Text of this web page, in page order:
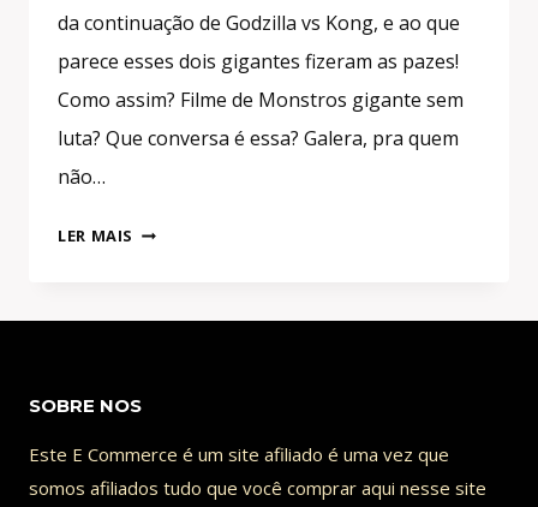
da continuação de Godzilla vs Kong, e ao que
parece esses dois gigantes fizeram as pazes!
Como assim? Filme de Monstros gigante sem
luta? Que conversa é essa? Galera, pra quem
não…
LER MAIS CONTINUAÇÃO
VS
ESSE
O
TÍTULO
SOBRE NOS
Este E Commerce é um site afiliado é uma vez que
somos afiliados tudo que você comprar aqui nesse site